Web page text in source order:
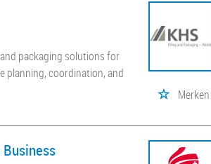
packaging solutions for
planning, coordination, and
Merken